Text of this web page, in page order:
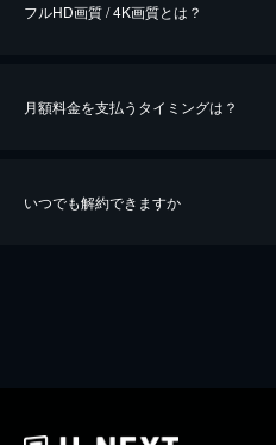
※40％ポイント還元の対象は、クレジットカ
iOSアプリのUコイン決済による作品の購入
フルHD画質 / 4K画質とは？
月額料金を支払うタイミングは？
いつでも解約できますか